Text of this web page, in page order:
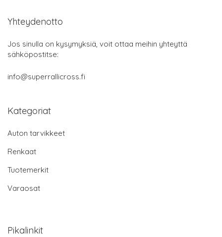
Yhteydenotto
Jos sinulla on kysymyksiä, voit ottaa meihin yhteyttä
sähköpostitse:
info@superrallicross.fi
Kategoriat
Auton tarvikkeet
Renkaat
Tuotemerkit
Varaosat
Pikalinkit